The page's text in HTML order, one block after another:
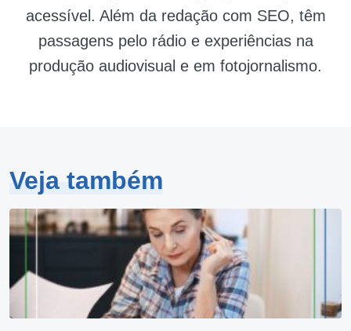
acessível. Além da redação com SEO, têm
passagens pelo rádio e experiências na
produção audiovisual e em fotojornalismo.
Veja também